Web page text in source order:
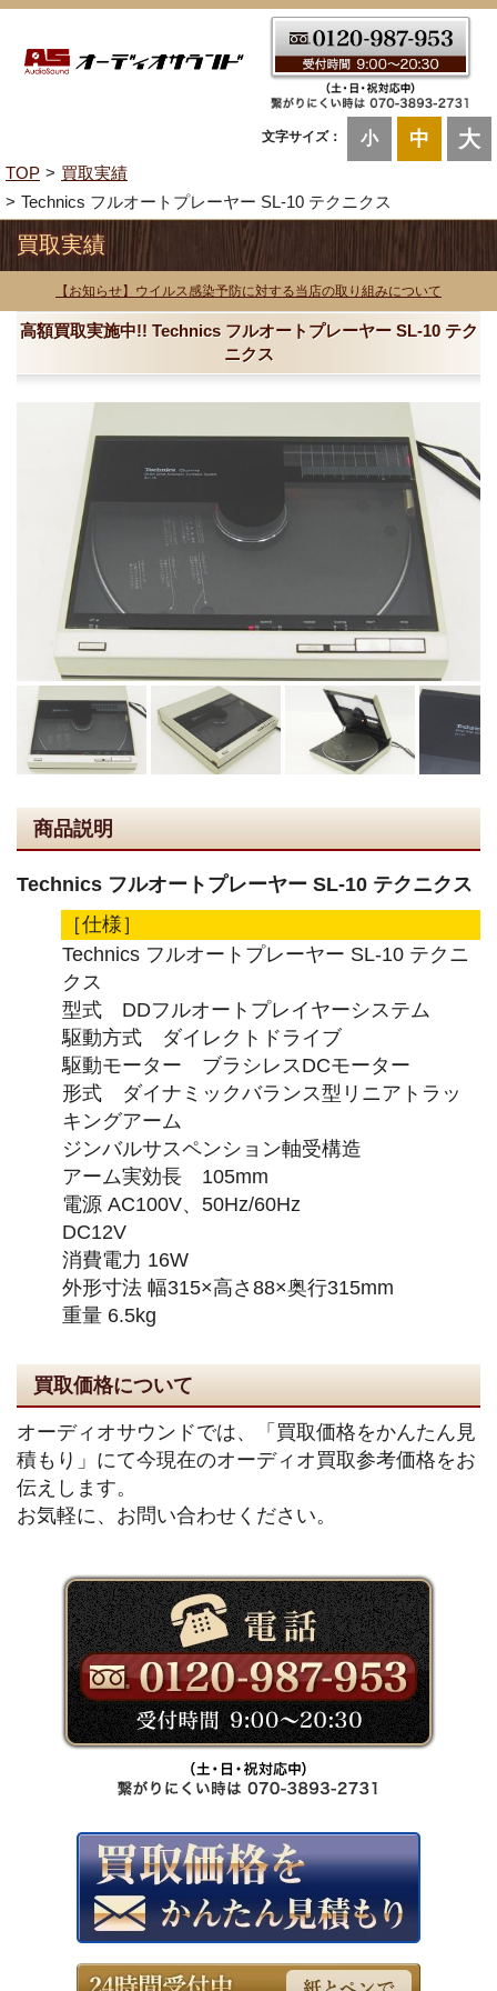
文字サイズ： 小 中 大
TOP
買取実績
Technics フルオートプレーヤー SL-10 テクニクス
買取実績
【お知らせ】ウイルス感染予防に対する当店の取り組みについて
高額買取実施中!! Technics フルオートプレーヤー SL-10 テク
ニクス
商品説明
Technics フルオートプレーヤー SL-10 テクニクス
［仕様］
Technics フルオートプレーヤー SL-10 テクニ
クス
型式 DDフルオートプレイヤーシステム
駆動方式 ダイレクトドライブ
駆動モーター ブラシレスDCモーター
形式 ダイナミックバランス型リニアトラッ
キングアーム
ジンバルサスペンション軸受構造
アーム実効長 105mm
電源 AC100V、50Hz/60Hz
DC12V
消費電力 16W
外形寸法 幅315×高さ88×奥行315mm
重量 6.5kg
買取価格について
オーディオサウンドでは、「買取価格をかんたん見
積もり」にて今現在のオーディオ買取参考価格をお
伝えします。
お気軽に、お問い合わせください。